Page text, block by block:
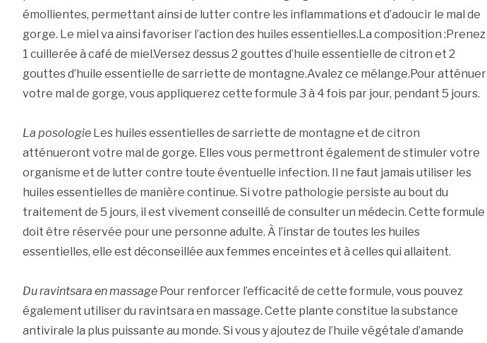
émollientes, permettant ainsi de lutter contre les inflammations et d’adoucir le mal de
gorge. Le miel va ainsi favoriser l’action des huiles essentielles.La composition :Prenez
1 cuillerée à café de miel.Versez dessus 2 gouttes d’huile essentielle de citron et 2
gouttes d’huile essentielle de sarriette de montagne.Avalez ce mélange.Pour atténuer
votre mal de gorge, vous appliquerez cette formule 3 à 4 fois par jour, pendant 5 jours.
La posologie Les huiles essentielles de sarriette de montagne et de citron
atténueront votre mal de gorge. Elles vous permettront également de stimuler votre
organisme et de lutter contre toute éventuelle infection. Il ne faut jamais utiliser les
huiles essentielles de manière continue. Si votre pathologie persiste au bout du
traitement de 5 jours, il est vivement conseillé de consulter un médecin. Cette formule
doit être réservée pour une personne adulte. À l’instar de toutes les huiles
essentielles, elle est déconseillée aux femmes enceintes et à celles qui allaitent.
Du ravintsara en massagePour renforcer l’efficacité de cette formule, vous pouvez
également utiliser du ravintsara en massage. Cette plante constitue la substance
antivirale la plus puissante au monde. Si vous y ajoutez de l’huile végétale d’amande